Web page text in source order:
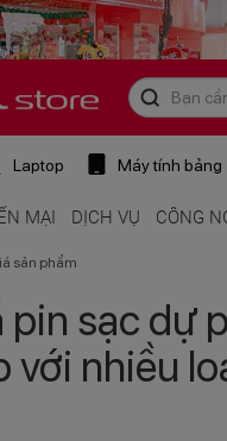
Laptop Máy tính bảng
MẠI DỊCH VỤ CÔNG
sản phẩm
sạc dự
với nhiều